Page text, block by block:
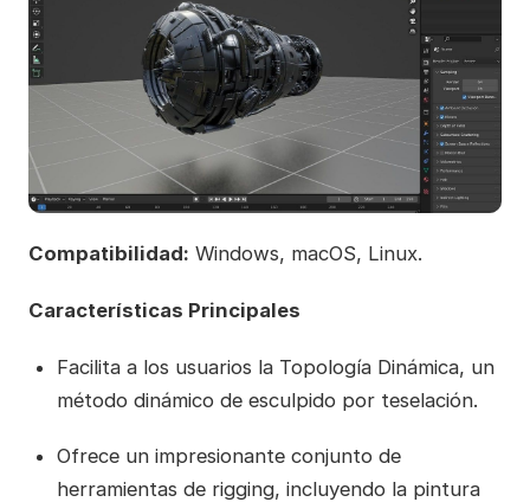
Compatibilidad: Windows, macOS, Linux.
Características Principales
Facilita a los usuarios la Topología Dinámica, un
método dinámico de esculpido por teselación.
Ofrece un impresionante conjunto de
herramientas de rigging, incluyendo la pintura